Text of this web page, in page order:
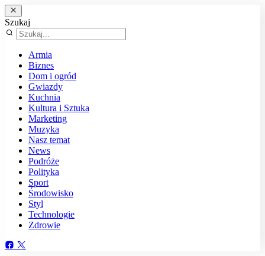
Szukaj
Armia
Biznes
Dom i ogród
Gwiazdy
Kuchnia
Kultura i Sztuka
Marketing
Muzyka
Nasz temat
News
Podróże
Polityka
Sport
Środowisko
Styl
Technologie
Zdrowie